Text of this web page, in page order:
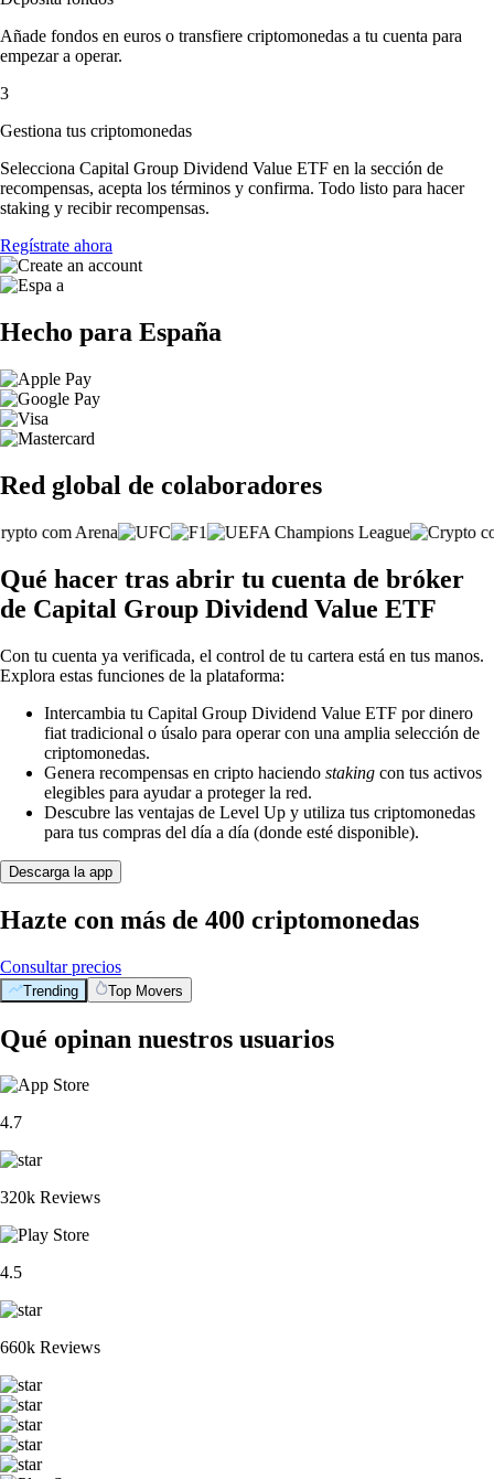
Añade fondos en euros o transfiere criptomonedas a tu cuenta para
empezar a operar.
3
Gestiona tus criptomonedas
Selecciona Capital Group Dividend Value ETF en la sección de
recompensas, acepta los términos y confirma. Todo listo para hacer
staking y recibir recompensas.
Regístrate ahora
Hecho para España
Red global de colaboradores
Qué hacer tras abrir tu cuenta de bróker
de Capital Group Dividend Value ETF
Con tu cuenta ya verificada, el control de tu cartera está en tus manos.
Explora estas funciones de la plataforma:
Intercambia tu Capital Group Dividend Value ETF por dinero
fiat tradicional o úsalo para operar con una amplia selección de
criptomonedas.
Genera recompensas en cripto haciendo staking con tus activos
elegibles para ayudar a proteger la red.
Descubre las ventajas de Level Up y utiliza tus criptomonedas
para tus compras del día a día (donde esté disponible).
Descarga la app
Hazte con más de 400 criptomonedas
Consultar precios
Trending Top Movers
Qué opinan nuestros usuarios
4.7
320k Reviews
4.5
660k Reviews